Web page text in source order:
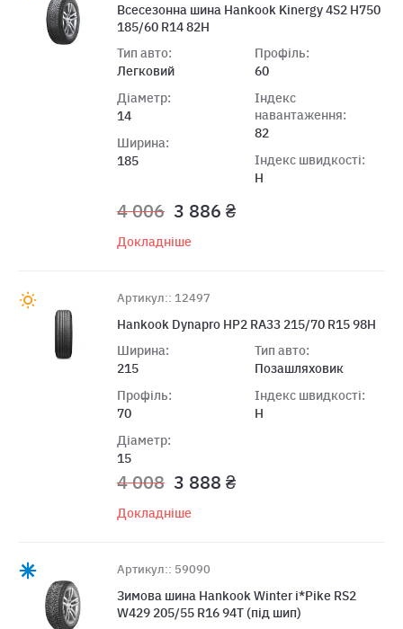
Всесезонна шина Hankook Kinergy 4S2 H750
185/60 R14 82H
Тип авто:
Легковий
Діаметр:
14
Ширина:
185
Профіль:
60
Індекс
навантаження:
82
Індекс швидкості:
H
4 006 3 886 ₴
Докладніше
Артикул:: 12497
Hankook Dynapro HP2 RA33 215/70 R15 98H
Ширина:
215
Профіль:
70
Діаметр:
15
Тип авто:
Позашляховик
Індекс швидкості:
H
4 008 3 888 ₴
Докладніше
Артикул:: 59090
Зимова шина Hankook Winter i*Pike RS2
W429 205/55 R16 94T (під шип)